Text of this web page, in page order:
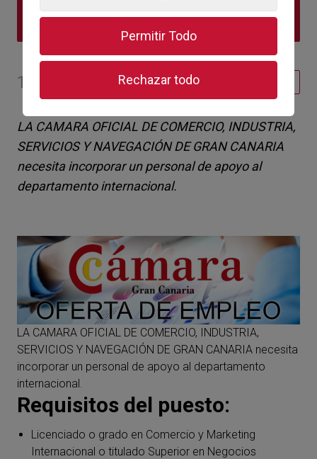
ÍNDICE DE CONTENIDOS
11 de enero de 2023
LA CAMARA OFICIAL DE COMERCIO, INDUSTRIA,
SERVICIOS Y NAVEGACIÓN DE GRAN CANARIA
necesita incorporar un personal de apoyo al
departamento internacional.
LA CAMARA OFICIAL DE COMERCIO, INDUSTRIA,
SERVICIOS Y NAVEGACIÓN DE GRAN CANARIA necesita
incorporar un personal de apoyo al departamento
internacional.
Requisitos del puesto:
Licenciado o grado en Comercio y Marketing
Internacional o titulado Superior en Negocios
Permitir Todo
Rechazar todo